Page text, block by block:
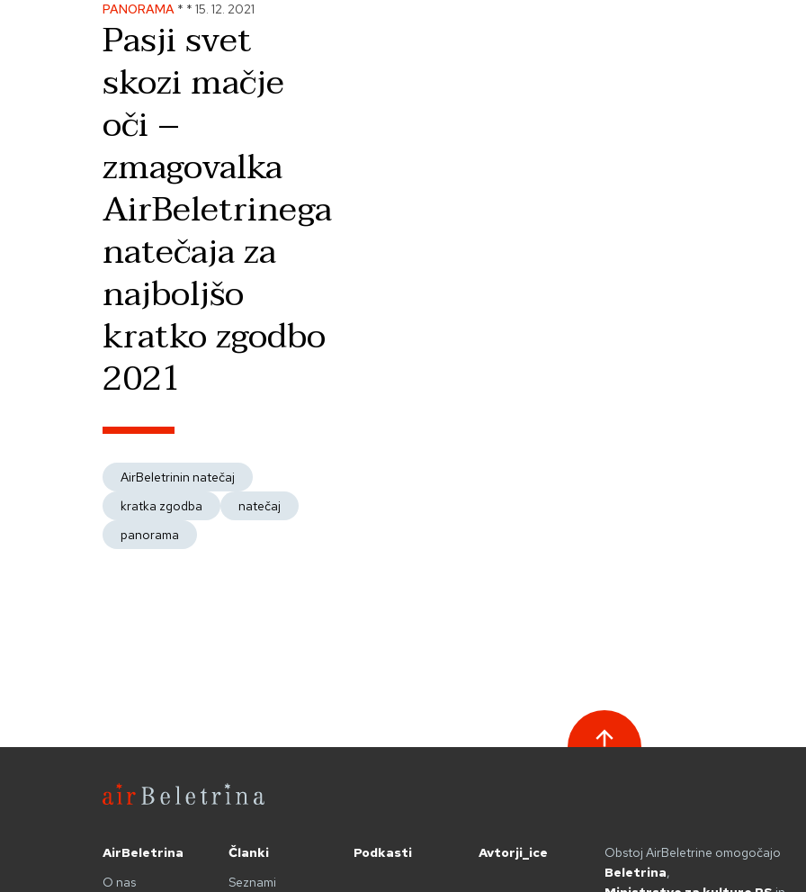
PANORAMA * *15. 12. 2021
Pasji svet
skozi mačje
oči –
zmagovalka
AirBeletrinega
natečaja za
najboljšo
kratko zgodbo
2021
AirBeletrinin natečaj
kratka zgodba
natečaj
panorama
AirBeletrina
O nas
Članki
Seznami
Podkasti Avtorji_ice
Obstoj AirBeletrine omogočajo
Beletrina,